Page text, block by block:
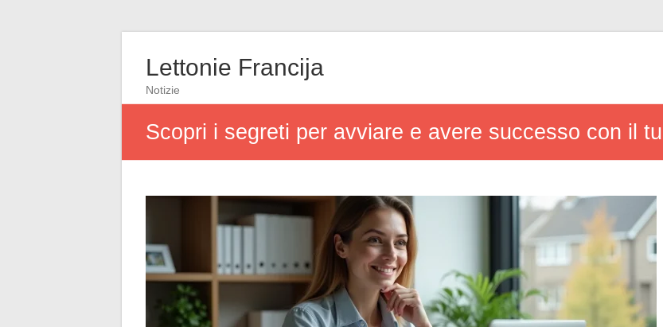
Lettonie Francija
Notizie
Scopri i segreti per avviare e avere successo con il